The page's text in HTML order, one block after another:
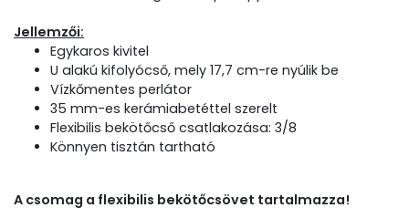
Jellemzői:
Egykaros kivitel
U alakú kifolyócső, mely 17,7 cm-re nyúlik be
Vízkőmentes perlátor
35 mm-es kerámiabetéttel szerelt
Flexibilis bekötőcső csatlakozása: 3/8
Könnyen tisztán tartható
A csomag a flexibilis bekötőcsövet tartalmazza!